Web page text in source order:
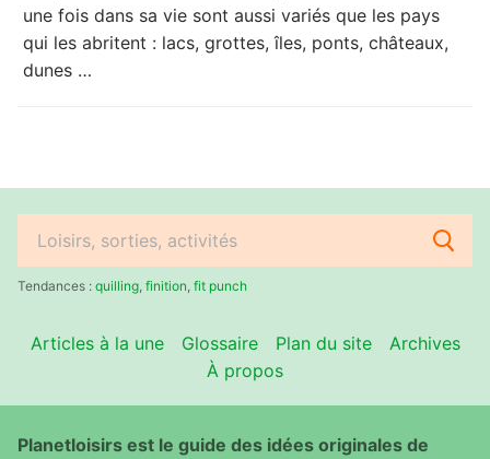
une fois dans sa vie sont aussi variés que les pays
qui les abritent : lacs, grottes, îles, ponts, châteaux,
dunes …
Rechercher
:Tendances : quilling finition fit punch
Articles à la une Glossaire Plan du site
Archives
À propos
Planetloisirs est le guide des idées originales de